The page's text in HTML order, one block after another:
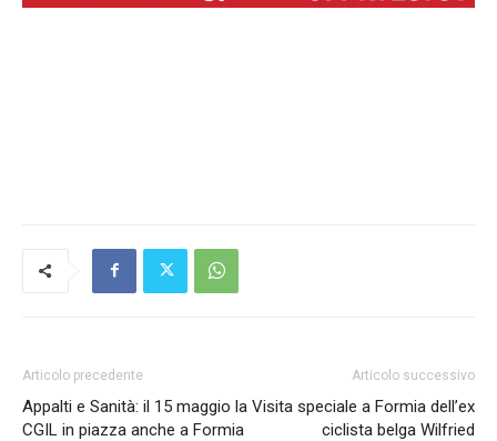
Articolo precedente
Appalti e Sanità: il 15 maggio la
CGIL in piazza anche a Formia
Articolo successivo
Visita speciale a Formia dell’ex
ciclista belga Wilfried